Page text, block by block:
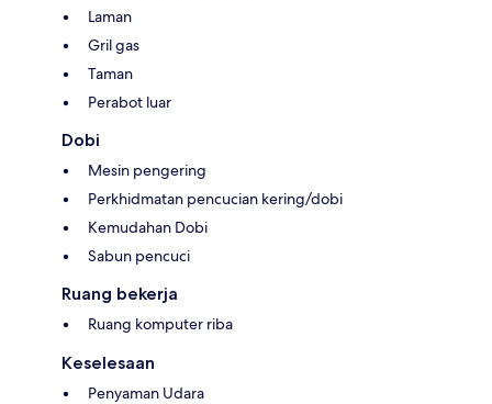
Laman
Gril gas
Taman
Perabot luar
Dobi
Mesin pengering
Perkhidmatan pencucian kering/dobi
Kemudahan Dobi
Sabun pencuci
Ruang bekerja
Ruang komputer riba
Keselesaan
Penyaman Udara